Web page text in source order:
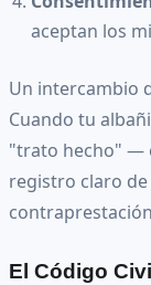
aceptan los
Un intercambio
Cuando tu
"trato hecho" —
registro claro
El Código